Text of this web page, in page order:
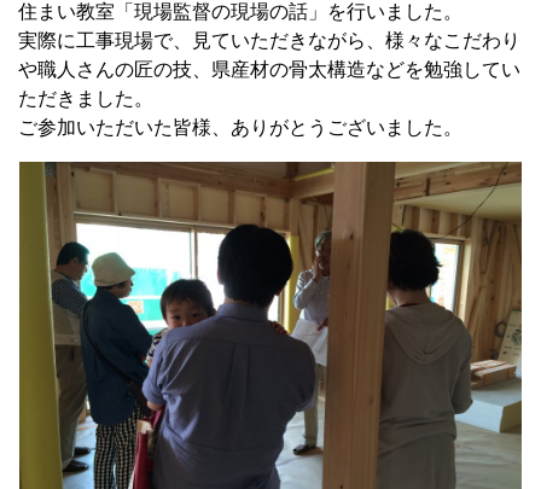
住まい教室「現場監督の現場の話」を行いました。
実際に工事現場で、見ていただきながら、様々なこだわり
や職人さんの匠の技、県産材の骨太構造などを勉強してい
ただきました。
ご参加いただいた皆様、ありがとうございました。